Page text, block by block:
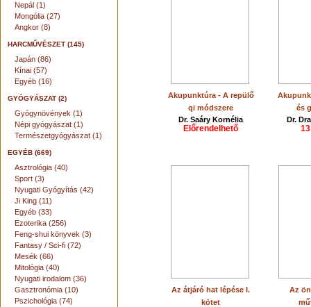
Nepál (1)
Mongólia (27)
Angkor (8)
HARCMŰVÉSZET (145)
Japán (86)
Kínai (57)
Egyéb (16)
GYÓGYÁSZAT (2)
Gyógynövények (1)
Népi gyógyászat (1)
Természetgyógyászat (1)
EGYÉB (669)
Asztrológia (40)
Sport (3)
Nyugati Gyógyítás (42)
Ji King (11)
Egyéb (33)
Ezoterika (256)
Feng-shui könyvek (3)
Fantasy / Sci-fi (72)
Mesék (66)
Mitológia (40)
Nyugati irodalom (36)
Gasztronómia (10)
Pszichológia (74)
Akupunktúra - A repülő
qi módszere
Dr. Saáry Kornélia
Előrendelhető
és
Dr.
Az átjáró hat lépése I.
kötet
Az